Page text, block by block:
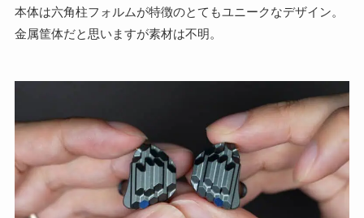
本体は六角柱フォルムが特徴のとてもユニークなデザイン。
金属筐体だと思いますが素材は不明。